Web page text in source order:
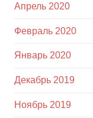
Апрель 2020
Февраль 2020
Январь 2020
Декабрь 2019
Ноябрь 2019